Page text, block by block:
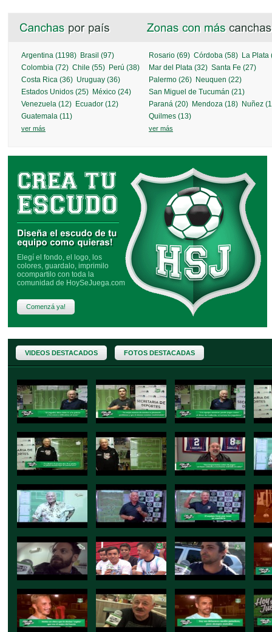
SALGUERO FÚTBOL más info »
IL CAPO FÚTBOL más info »
Argentina (1198) Brasil (97)
Colombia (72) Chile (55) Perú (38)
Costa Rica (36) Uruguay (36)
Estados Unidos (25) México (24)
Venezuela (12) Ecuador (12)
Guatemala (11)
ver más
Rosario (69) Córdoba (58) La Plata
Mar del Plata (32) Santa Fe (27)
Palermo (26) Neuquen (22)
San Miguel de Tucumán (21)
Paraná (20) Mendoza (18) Nuñez
Quilmes (13)
ver más
Elegí el fondo, el logo, los
colores, guardalo, imprimilo
ocompartilo con toda la
comunidad de HoySeJuega.com
Comenzá ya!
VIDEOS DESTACADOS FOTOS DESTACADAS